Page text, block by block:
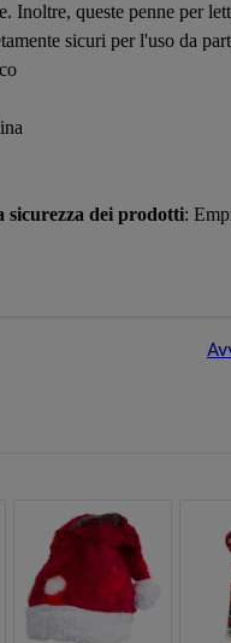
Inoltre, queste penne per
sicuri per l'uso da
sicurezza dei prodotti: